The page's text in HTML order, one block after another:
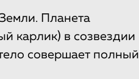
Планета
карлик) в созвездии
совершает полный